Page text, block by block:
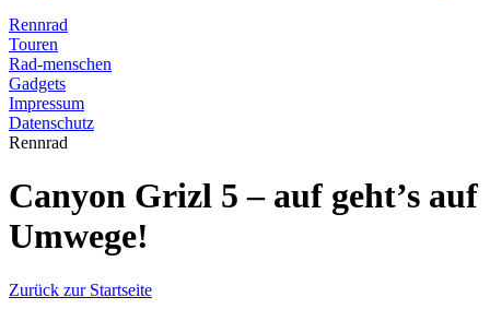
Rennrad
Touren
Rad-menschen
Gadgets
Impressum
Datenschutz
Rennrad
Canyon Grizl 5 – auf geht’s auf
Umwege!
Zurück zur Startseite